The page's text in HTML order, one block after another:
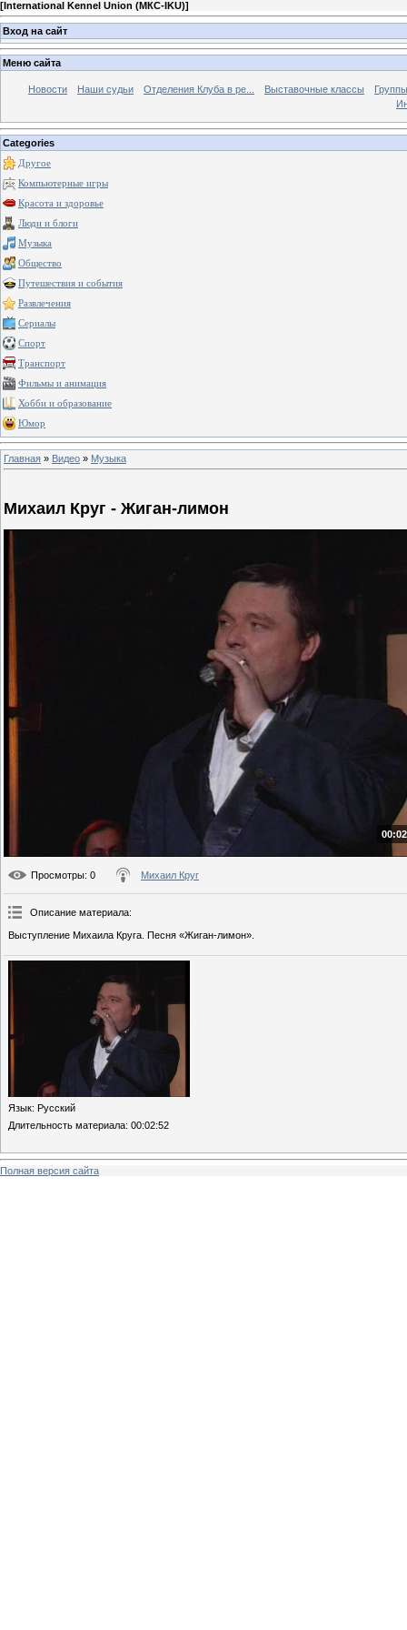
[International Kennel Union (МКС-IKU)]
Вход на сайт
Меню сайта
Новости Наши судьи Отделения Клуба в ре... Выставочные классы
Categories
Другое
Компьютерные игры
Красота и здоровье
Люди и блоги
Музыка
Общество
Путешествия и события
Развлечения
Сериалы
Спорт
Транспорт
Фильмы и анимация
Хобби и образование
Юмор
Главная » Видео » Музыка
Михаил Круг - Жиган-лимон
Просмотры: 0 Михаил Круг
Описание материала:
Выступление Михаила Круга. Песня «Жиган-лимон».
Язык: Русский
Длительность материала: 00:02:52
Полная версия сайта